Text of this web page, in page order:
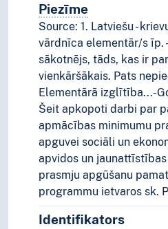
PiezīmePiezīmes
Source: 1. Latviešu -
vārdnīca elementār/s īp.
sākotnējs, tāds, kas ir
vienkāršākais. Pats
Elementārā izglītība...-
Šeit apkopoti darbi par
apmācības minimumu
apguvei sociāli un
apvidos un
prasmju apgūšanu
programmu ietvaros sk.
Identifikators